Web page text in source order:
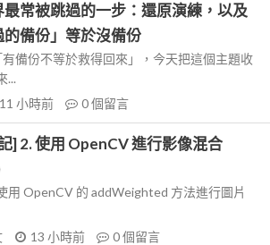
常被跳過的一步：還原演練，以及
備份」等於沒備份
備份不等於救得回來」，今天把這個主題收
...
11 小時前 0個留言
] 2. 使用 OpenCV 進行影像混合
用 OpenCV 的 addWeighted 方法進行圖片
13 小時前 0個留言